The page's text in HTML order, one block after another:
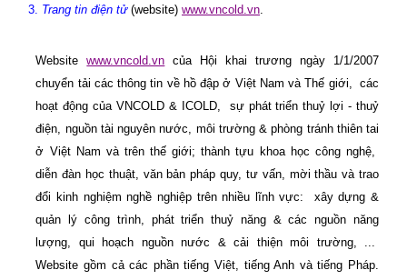
3. Trang tin điện tử(website) www.vncold.vn.
Websitewww.vncold.vn của Hội khai trương ngày 1/1/2007
chuyển tải các thông tin về hồ đập ở Việt Nam và Thế giới,
các
hoạt động của VNCOLD & ICOLD,
sự phát triển thuỷ lợi - thuỷ
điện, nguồn tài nguyên nước, môi trường & phòng tránh thiên tai
ở Việt Nam và trên thế giới; thành tựu khoa học công nghệ,
diễn đàn học thuật, văn bản pháp quy, tư vấn, mời thầu và trao
đổi kinh nghiệm nghề nghiệp trên nhiều lĩnh vực: xây dựng &
quản lý công trình, phát triển thuỷ năng & các nguồn năng
lượng, qui hoạch nguồn nước & cải thiện môi trường, ...
Website gồm cả các phần tiếng Việt, tiếng Anh và tiếng Pháp.